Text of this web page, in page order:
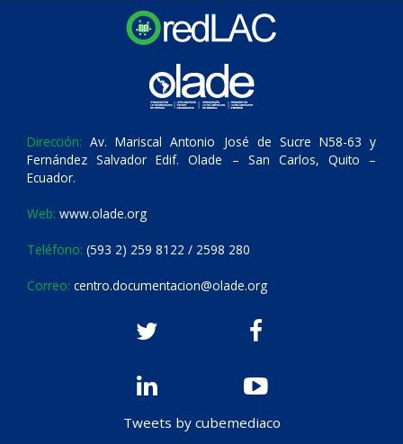
Dirección: Av. Mariscal Antonio José de Sucre N58-63 y
Fernández Salvador Edif. Olade – San Carlos, Quito –
Ecuador.
Web: www.olade.org
Teléfono: (593 2) 259 8122 / 2598 280
Correo: centro.documentacion@olade.org
Tweets by cubemediaco